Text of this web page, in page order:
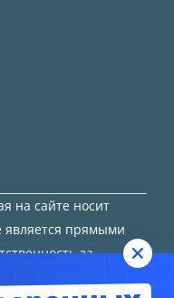
на сайте носит
прямыми
за